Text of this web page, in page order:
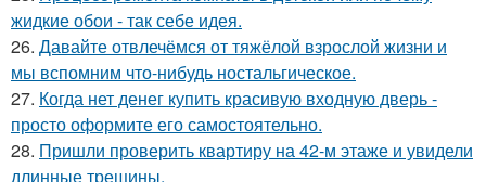
жидкие обои - так себе идея.
26. Давайте отвлечёмся от тяжёлой взрослой жизни и
мы вспомним что-нибудь ностальгическое.
27. Когда нет денег купить красивую входную дверь -
просто оформите его самостоятельно.
28. Пришли проверить квартиру на 42-м этаже и увидели
длинные трещины.